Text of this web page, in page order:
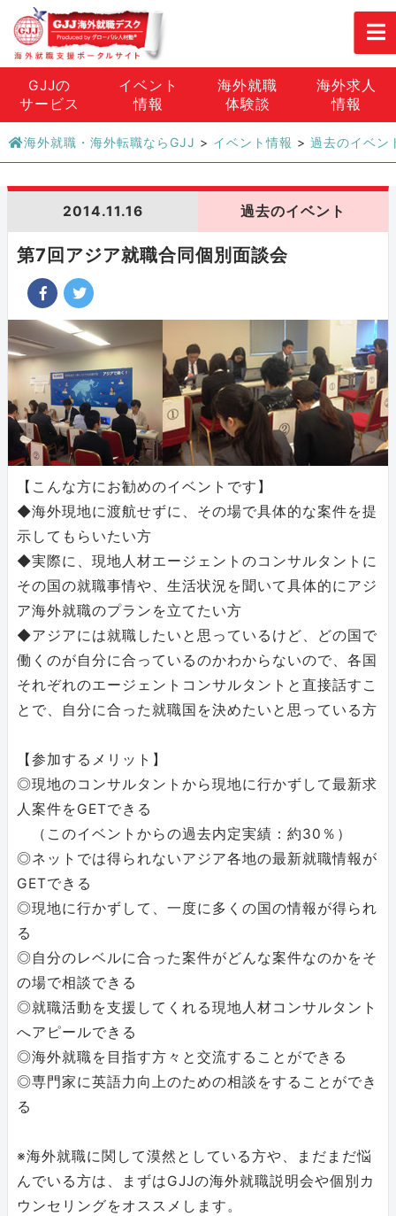
GJJの
サービス
イベント
情報
海外就職
体験談
海外求人
情報
海外就職・海外転職ならGJJ > イベント情報 > 過去のイベン
2014.11.16 過去のイベント
第7回アジア就職合同個別面談会
【こんな方にお勧めのイベントです】
◆海外現地に渡航せずに、その場で具体的な案件を提
示してもらいたい方
◆実際に、現地人材エージェントのコンサルタントに
その国の就職事情や、生活状況を聞いて具体的にアジ
ア海外就職のプランを立てたい方
◆アジアには就職したいと思っているけど、どの国で
働くのが自分に合っているのかわからないので、各国
それぞれのエージェントコンサルタントと直接話すこ
とで、自分に合った就職国を決めたいと思っている方
【参加するメリット】
◎現地のコンサルタントから現地に行かずして最新求
人案件をGETできる
（このイベントからの過去内定実績：約30％）
◎ネットでは得られないアジア各地の最新就職情報が
GETできる
◎現地に行かずして、一度に多くの国の情報が得られ
る
◎自分のレベルに合った案件がどんな案件なのかをそ
の場で相談できる
◎就職活動を支援してくれる現地人材コンサルタント
へアピールできる
◎海外就職を目指す方々と交流することができる
◎専門家に英語力向上のための相談をすることができ
る
※海外就職に関して漠然としている方や、まだまだ悩
んでいる方は、まずはGJJの海外就職説明会や個別カ
ウンセリングをオススメします。